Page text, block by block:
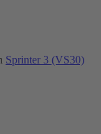
Sprinter 3 (VS30)